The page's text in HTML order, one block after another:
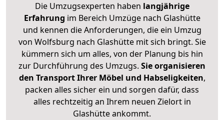
Die Umzugsexperten haben langjährige
Erfahrung im Bereich Umzüge nach Glashütte
und kennen die Anforderungen, die ein Umzug
von Wolfsburg nach Glashütte mit sich bringt. Sie
kümmern sich um alles, von der Planung bis hin
zur Durchführung des Umzugs. Sie organisieren
den Transport Ihrer Möbel und Habseligkeiten,
packen alles sicher ein und sorgen dafür, dass
alles rechtzeitig an Ihrem neuen Zielort in
Glashütte ankommt.